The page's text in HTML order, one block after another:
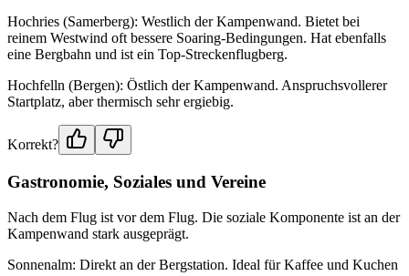
Hochries (Samerberg): Westlich der Kampenwand. Bietet bei
reinem Westwind oft bessere Soaring-Bedingungen. Hat ebenfalls
eine Bergbahn und ist ein Top-Streckenflugberg.
Hochfelln (Bergen): Östlich der Kampenwand. Anspruchsvollerer
Startplatz, aber thermisch sehr ergiebig.
Korrekt?
Gastronomie, Soziales und Vereine
Nach dem Flug ist vor dem Flug. Die soziale Komponente ist an der
Kampenwand stark ausgeprägt.
Sonnenalm: Direkt an der Bergstation. Ideal für Kaffee und Kuchen